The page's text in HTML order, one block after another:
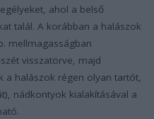
ahol a belső
talál. A korábban a halászok
mellmagasságban
visszatörve, majd
a halászok régen olyan tartót,
nádkontyok kialakításával a